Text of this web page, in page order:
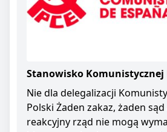
Stanowisko
Nie dla delegalizacji
Polski Żaden zakaz, żaden
reakcyjny rząd nie mogą